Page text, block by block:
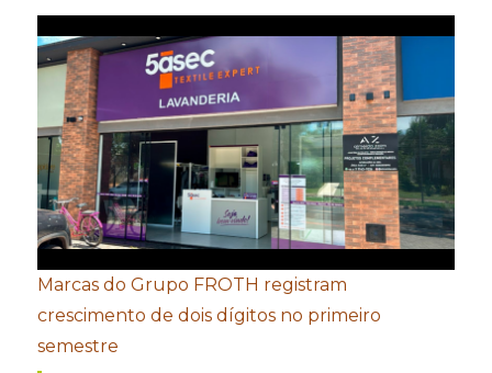
Marcas do Grupo FROTH registram
crescimento de dois dígitos no primeiro
semestre